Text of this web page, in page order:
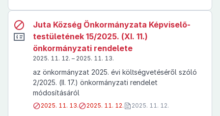
Juta Község Önkormányzata Képviselő-
testületének 15/2025. (XI. 11.)
önkormányzati rendelete
2025. 11. 12. – 2025. 11. 13.
az önkormányzat 2025. évi költségvetéséről szóló
2/2025. (II. 17.) önkormányzati rendelet
módosításáról
2025. 11. 13. 2025. 11. 12. 2025. 11. 12.